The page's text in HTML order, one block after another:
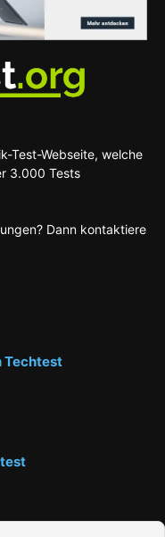
Test-Webseite, welche
3.000 Tests
Dann kontaktiere
Techtest